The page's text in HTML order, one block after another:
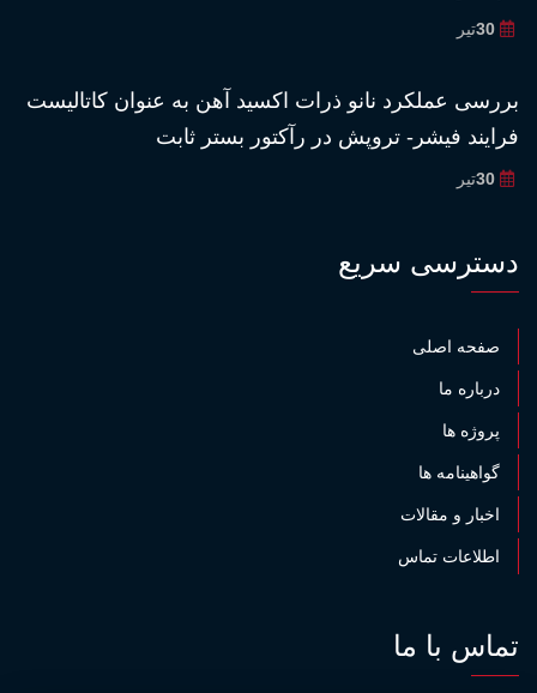
30تیر
بررسى عملكرد نانو ذرات اكسيد آهن به عنوان كاتاليست
فرايند فيشر- تروپش در رآكتور بستر ثابت
30تیر
دسترسی سریع
صفحه اصلی
درباره ما
پروژه ها
گواهینامه ها
اخبار و مقالات
اطلاعات تماس
تماس با ما